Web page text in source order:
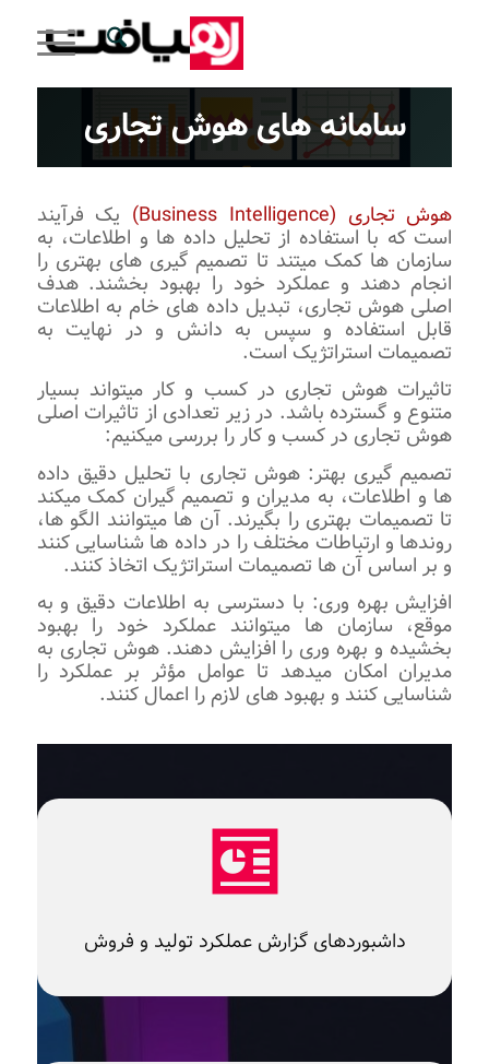
سامانه های هوش تجاری
هوش تجاری (Business Intelligence) یک فرآیند
است که با استفاده از تحلیل داده ‌ها و اطلاعات، به
سازمان ‌ها کمک میتند تا تصمیم‌ گیری‌ های بهتری را
انجام دهند و عملکرد خود را بهبود بخشند. هدف
اصلی هوش تجاری، تبدیل داده‌ های خام به اطلاعات
قابل استفاده و سپس به دانش و در نهایت به
تصمیمات استراتژیک است.
تاثیرات هوش تجاری در کسب و کار میتواند بسیار
متنوع و گسترده باشد. در زیر تعدادی از تاثیرات اصلی
هوش تجاری در کسب و کار را بررسی میکنیم:
تصمیم ‌گیری بهتر: هوش تجاری با تحلیل دقیق داده‌
ها و اطلاعات، به مدیران و تصمیم‌ گیران کمک میکند
تا تصمیمات بهتری را بگیرند. آن‌ ها میتوانند الگو ها،
روندها و ارتباطات مختلف را در داده ‌ها شناسایی کنند
و بر اساس آن‌ ها تصمیمات استراتژیک اتخاذ کنند.
افزایش بهره ‌وری: با دسترسی به اطلاعات دقیق و به
موقع، سازمان ‌ها میتوانند عملکرد خود را بهبود
بخشیده و بهره ‌وری را افزایش دهند. هوش تجاری به
مدیران امکان میدهد تا عوامل مؤثر بر عملکرد را
شناسایی کنند و بهبود های لازم را اعمال کنند.
داشبوردهای گزارش عملکرد تولید و فروش